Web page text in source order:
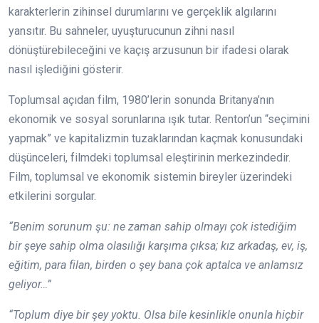
karakterlerin zihinsel durumlarını ve gerçeklik algılarını
yansıtır. Bu sahneler, uyuşturucunun zihni nasıl
dönüştürebileceğini ve kaçış arzusunun bir ifadesi olarak
nasıl işlediğini gösterir.
Toplumsal açıdan film, 1980’lerin sonunda Britanya’nın
ekonomik ve sosyal sorunlarına ışık tutar. Renton’un “seçimini
yapmak” ve kapitalizmin tuzaklarından kaçmak konusundaki
düşünceleri, filmdeki toplumsal eleştirinin merkezindedir.
Film, toplumsal ve ekonomik sistemin bireyler üzerindeki
etkilerini sorgular.
“Benim sorunum şu: ne zaman sahip olmayı çok istediğim
bir şeye sahip olma olasılığı karşıma çıksa; kız arkadaş, ev, iş,
eğitim, para filan, birden o şey bana çok aptalca ve anlamsız
geliyor…”
“Toplum diye bir şey yoktu. Olsa bile kesinlikle onunla hiçbir